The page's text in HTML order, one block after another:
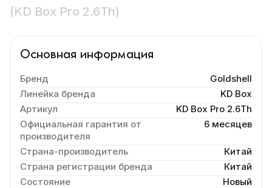
(KD Box Pro 2.6Th)
Основная информация
Бренд
Goldshell
Линейка бренда
KD Box
Артикул
KD Box Pro 2.6Th
Официальная гарантия от
производителя
6 месяцев
Страна-производитель
Китай
Страна регистрации бренда
Китай
Состояние
Новый